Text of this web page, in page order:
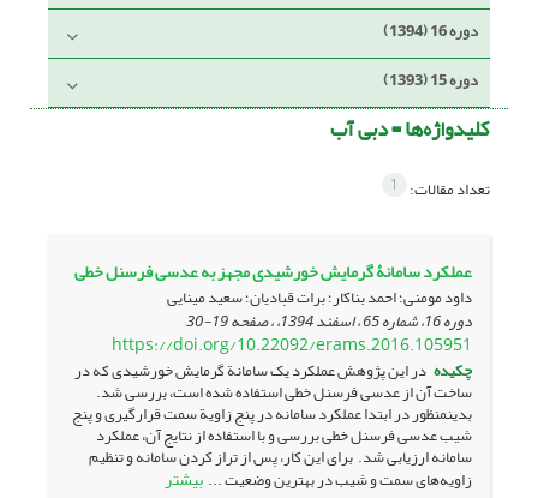
دوره 16 (1394)
دوره 15 (1393)
کلیدواژه‌ها =دبی آب
تعداد مقالات: 1
عملکرد سامانۀ گرمایش خورشیدی مجهز به عدسی فرسنل خطی
داود مومنی؛ احمد بناکار؛ برات قبادیان؛ سعید مینایی
دوره 16، شماره 65 ، اسفند 1394، ، صفحه 19-30
https://doi.org/10.22092/erams.2016.105951
چکیده در این پژوهش عملکرد یک سامانة گرمایش خورشیدی که در
ساخت آن از عدسی فرسنل خطی استفاده شده است، بررسی شد.
بدین­منظور در ابتدا عملکرد سامانه در پنج زاویة سمت قرارگیری و پنج
شیب عدسی فرسنل خطی بررسی و با استفاده از نتایج آن‌، عملکرد
سامانه ارزیابی شد. برای این کار، پس از تراز کردن سامانه و تنظیم
زاویه‌های سمت و شیب در بهترین وضعیت ... بیشتر